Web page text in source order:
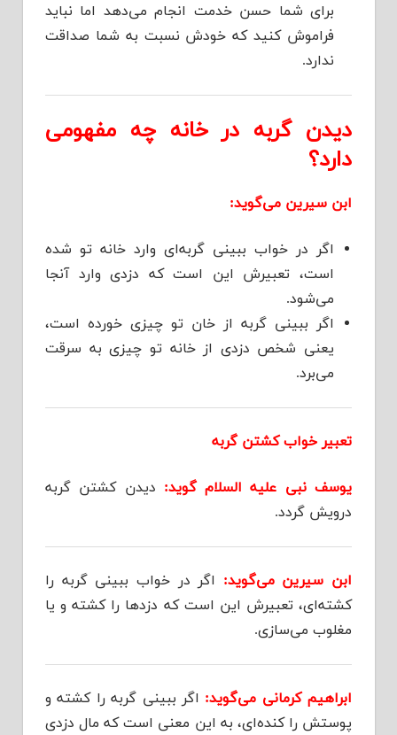
برای شما حسن خدمت انجام می‌دهد اما نباید
فراموش کنید که خودش نسبت به شما صداقت
ندارد.
دیدن گربه در خانه چه مفهومی
دارد؟
ابن سیرین می‌گوید:
اگر در خواب ببینی گربه‌ای وارد خانه تو شده
است، تعبیرش این است که دزدی وارد آنجا
می‌شود.
اگر ببینی گربه از خان تو چیزی خورده است،
یعنی شخص دزدی از خانه تو چیزی به سرقت
می‌برد.
تعبیر خواب کشتن گربه
یوسف نبی علیه السلام گوید: دیدن کشتن گربه
درویش گردد.
ابن سیرین می‌گوید: اگر در خواب ببینی گربه را
کشته‌ای، تعبیرش این است که دزدها را کشته و یا
مغلوب می‌سازی.
ابراهیم کرمانی می‌گوید: اگر ببینی گربه را کشته و
پوستش را کنده‌ای، به این معنی است که مال دزدی